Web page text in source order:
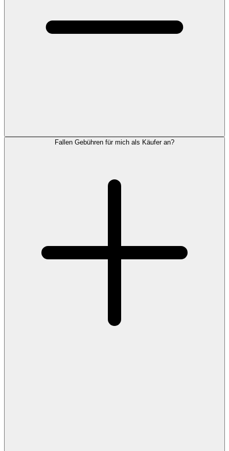
Fallen Gebühren für mich als Käufer an?